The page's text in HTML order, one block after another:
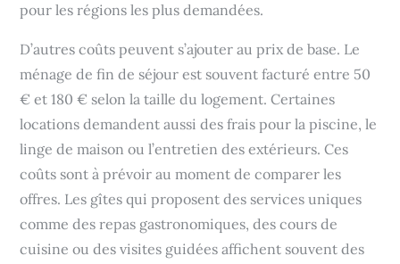
pour les régions les plus demandées.
D’autres coûts peuvent s’ajouter au prix de base. Le
ménage de fin de séjour est souvent facturé entre 50
€ et 180 € selon la taille du logement. Certaines
locations demandent aussi des frais pour la piscine, le
linge de maison ou l’entretien des extérieurs. Ces
coûts sont à prévoir au moment de comparer les
offres. Les gîtes qui proposent des services uniques
comme des repas gastronomiques, des cours de
cuisine ou des visites guidées affichent souvent des